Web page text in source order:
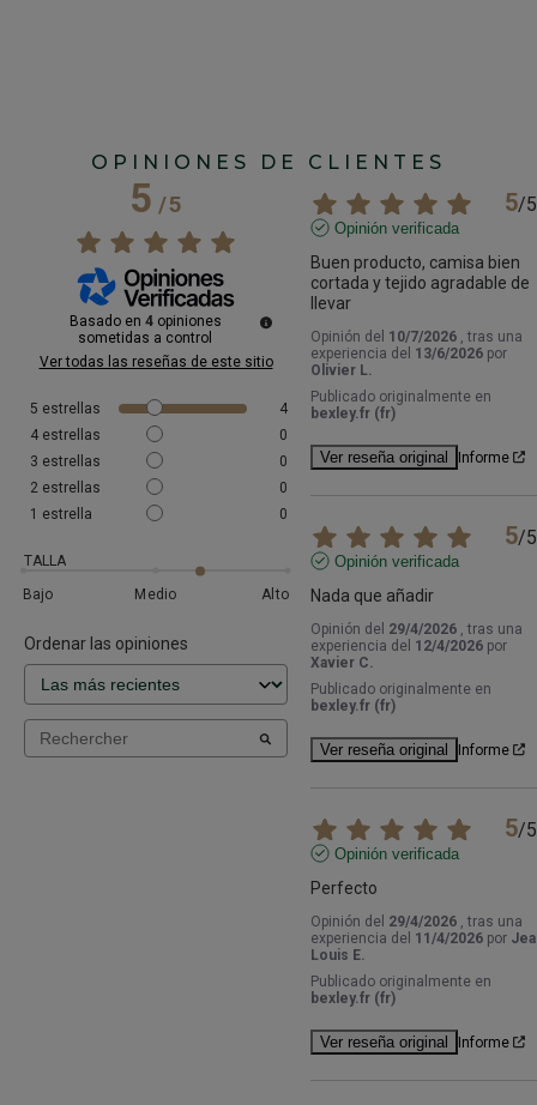
OPINIONES DE CLIENTES
5/5
Basado en 4 opiniones
sometidas a control
Ver todas las reseñas de este sitio
5 estrellas
4
4 estrellas
0
3 estrellas
0
2 estrellas
0
1 estrella 0
TALLA
Bajo
Medio Alto
Ordenar las opiniones
5/5
Opinión verificada
Buen producto, camisa bien
cortada y tejido agradable de
llevar
Opinión del 10/7/2026 , tras una
experiencia del 13/6/2026 por
Olivier L.
Publicado originalmente en
bexley.fr (fr)
Ver reseña original Informe
5/5
Opinión verificada
Nada que añadir
Opinión del 29/4/2026 , tras una
experiencia del 12/4/2026 por
Xavier C.
Publicado originalmente en
bexley.fr (fr)
Ver reseña original Informe
5/5
Opinión verificada
Perfecto
Opinión del 29/4/2026 , tras una
experiencia del 11/4/2026 por
Louis E.
Publicado originalmente en
bexley.fr (fr)
Ver reseña original Informe